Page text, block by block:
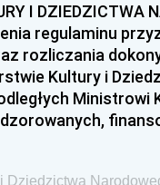
I DZIEDZICTWA
regulaminu
rozliczania
Kultury i
Ministrowi
Dziedzictwa